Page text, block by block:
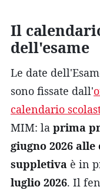
Il
dell'esame
Le date
sono fissate dall'
calendario
MIM: la prima
giugno 2026 alle
suppletiva è in
luglio 2026. Il